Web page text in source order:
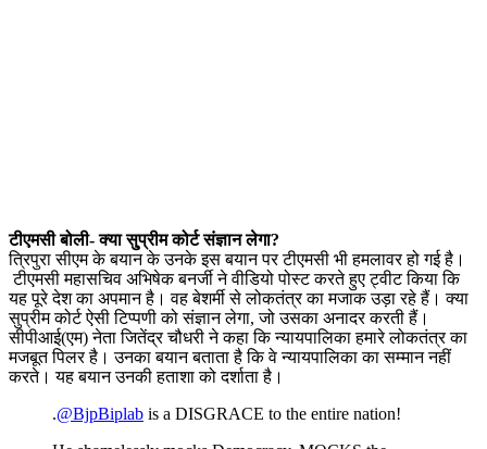
टीएमसी बोली- क्या सु्प्रीम कोर्ट संज्ञान लेगा?
त्रिपुरा सीएम के बयान के उनके इस बयान पर टीएमसी भी हमलावर हो गई है।
टीएमसी महासचिव अभिषेक बनर्जी ने वीडियो पोस्ट करते हुए ट्वीट किया कि
यह पूरे देश का अपमान है। वह बेशर्मी से लोकतंत्र का मजाक उड़ा रहे हैं। क्या
सुप्रीम कोर्ट ऐसी टिप्पणी को संज्ञान लेगा, जो उसका अनादर करती हैं।
सीपीआई(एम) नेता जितेंद्र चौधरी ने कहा कि न्यायपालिका हमारे लोकतंत्र का
मजबूत पिलर है। उनका बयान बताता है कि वे न्यायपालिका का सम्मान नहीं
करते। यह बयान उनकी हताशा को दर्शाता है।
.@BjpBiplab is a DISGRACE to the entire nation!